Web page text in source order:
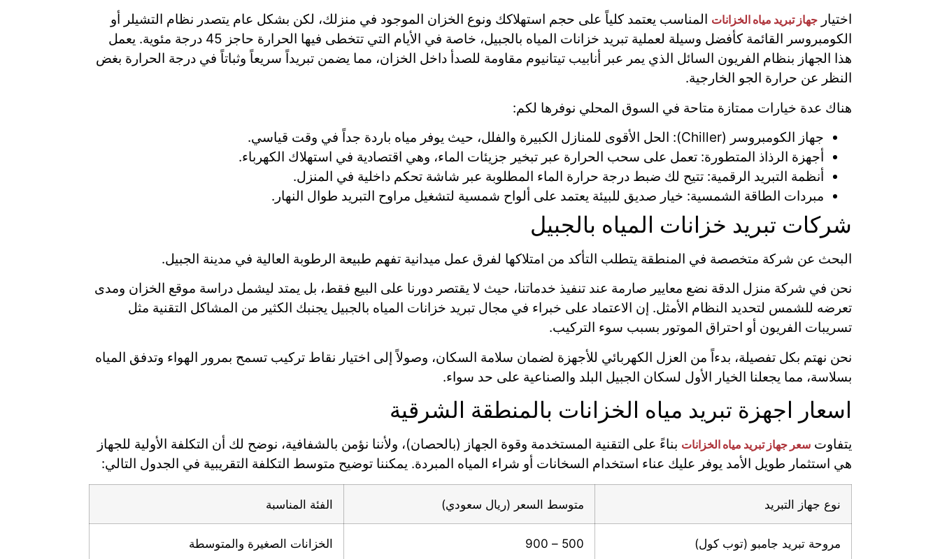
اختيارجهاز تبريد مياه الخزانات المناسب يعتمد كلياً على حجم استهلاكك ونوع الخزان الموجود في منزلك، لكن بشكل عام يتصدر نظام التشيلر أو
الكومبروسر القائمة كأفضل وسيلة لعملية تبريد خزانات المياه بالجبيل، خاصة في الأيام التي تتخطى فيها الحرارة حاجز 45 درجة مئوية. يعمل
هذا الجهاز بنظام الفريون السائل الذي يمر عبر أنابيب تيتانيوم مقاومة للصدأ داخل الخزان، مما يضمن تبريداً سريعاً وثباتاً في درجة الحرارة بغض
النظر عن حرارة الجو الخارجية.
هناك عدة خيارات ممتازة متاحة في السوق المحلي نوفرها لكم:
جهاز الكومبروسر (Chiller): الحل الأقوى للمنازل الكبيرة والفلل، حيث يوفر مياه باردة جداً في وقت قياسي.
أجهزة الرذاذ المتطورة: تعمل على سحب الحرارة عبر تبخير جزيئات الماء، وهي اقتصادية في استهلاك الكهرباء.
أنظمة التبريد الرقمية: تتيح لك ضبط درجة حرارة الماء المطلوبة عبر شاشة تحكم داخلية في المنزل.
مبردات الطاقة الشمسية: خيار صديق للبيئة يعتمد على ألواح شمسية لتشغيل مراوح التبريد طوال النهار.
شركات تبريد خزانات المياه بالجبيل
البحث عن شركة متخصصة في المنطقة يتطلب التأكد من امتلاكها لفرق عمل ميدانية تفهم طبيعة الرطوبة العالية في مدينة الجبيل.
نحن في شركة منزل الدقة نضع معايير صارمة عند تنفيذ خدماتنا، حيث لا يقتصر دورنا على البيع فقط، بل يمتد ليشمل دراسة موقع الخزان ومدى
تعرضه للشمس لتحديد النظام الأمثل. إن الاعتماد على خبراء في مجال تبريد خزانات المياه بالجبيل يجنبك الكثير من المشاكل التقنية مثل
تسريبات الفريون أو احتراق الموتور بسبب سوء التركيب.
نحن نهتم بكل تفصيلة، بدءاً من العزل الكهربائي للأجهزة لضمان سلامة السكان، وصولاً إلى اختيار نقاط تركيب تسمح بمرور الهواء وتدفق المياه
بسلاسة، مما يجعلنا الخيار الأول لسكان الجبيل البلد والصناعية على حد سواء.
اسعار اجهزة تبريد مياه الخزانات بالمنطقة الشرقية
يتفاوتسعر جهاز تبريد مياه الخزانات بناءً على التقنية المستخدمة وقوة الجهاز (بالحصان)، ولأننا نؤمن بالشفافية، نوضح لك أن التكلفة الأولية للجهاز
هي استثمار طويل الأمد يوفر عليك عناء استخدام السخانات أو شراء المياه المبردة. يمكننا توضيح متوسط التكلفة التقريبية في الجدول التالي:
نوع جهاز التبريد متوسط السعر (ريال سعودي) الفئة المناسبة
مروحة تبريد جامبو (توب كول) 500 – 900 الخزانات الصغيرة والمتوسطة